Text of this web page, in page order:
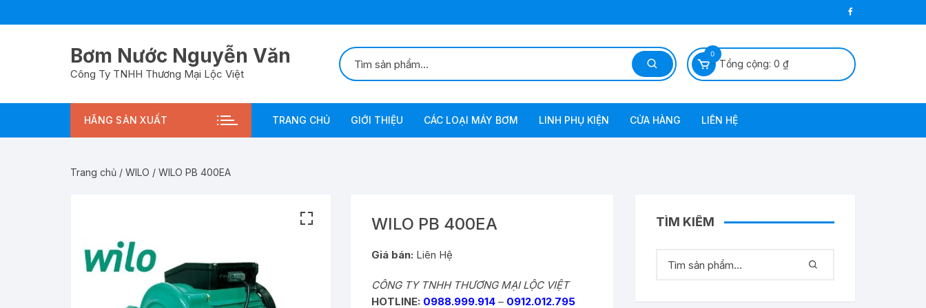
tới
Bơm Nước Nguyễn Văn
Công Ty TNHH Thương Mại Lộc Việt
0
Tổng cộng: 0 ₫
HÃNG SẢN XUẤT TRANG CHỦ GIỚI THIỆU CÁC LOẠI MÁY BƠM
Bơm Xăng-Diezel Bơm Dầu Diezel
Bơm Dầu Inox
Bơm Lưu Lượng Lớn
LINH PHỤ KIỆN CỬA HÀNG LIÊN HỆ
Trang chủ / WILO / WILO PB 400EA
WILO PB 400EA
Giá bán: Liên Hệ
CÔNG TY TNHH THƯƠNG MẠI LỘC VIỆT
HOTLINE: 0988.999.914 – 0912.012.795
TÌM KIẾM